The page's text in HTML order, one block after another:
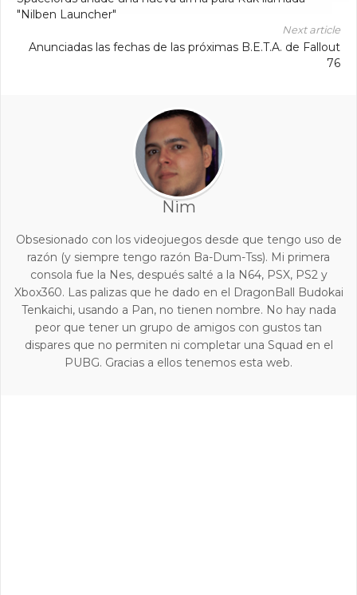
"Nilben Launcher"
Next article
Anunciadas las fechas de las próximas B.E.T.A. de Fallout
76
Nim
Obsesionado con los videojuegos desde que tengo uso de
razón (y siempre tengo razón Ba-Dum-Tss). Mi primera
consola fue la Nes, después salté a la N64, PSX, PS2 y
Xbox360. Las palizas que he dado en el DragonBall Budokai
Tenkaichi, usando a Pan, no tienen nombre. No hay nada
peor que tener un grupo de amigos con gustos tan
dispares que no permiten ni completar una Squad en el
PUBG. Gracias a ellos tenemos esta web.